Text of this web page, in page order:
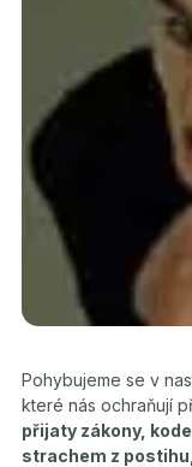
Pohybujeme se v
které nás ochraňují
přijaty zákony,
strachem z